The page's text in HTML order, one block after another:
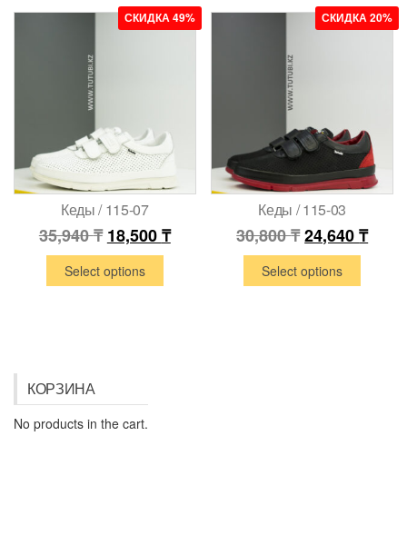
СКИДКА 49%
Кеды / 115-07
35,940₸ 18,500₸
Select options
СКИДКА 20%
Кеды / 115-03
30,800₸24,640₸
Select options
КОРЗИНА
No products in the cart.